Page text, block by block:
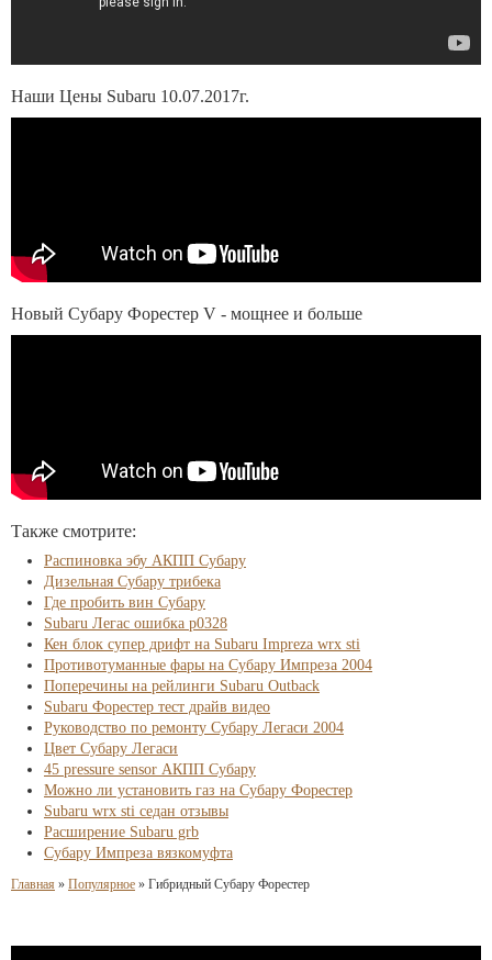
Наши Цены Subaru 10.07.2017г.
Новый Субару Форестер V - мощнее и больше
Также смотрите:
Распиновка эбу АКПП Субару
Дизельная Субару трибека
Где пробить вин Субару
Subaru Легас ошибка p0328
Кен блок супер дрифт на Subaru Impreza wrx sti
Противотуманные фары на Субару Импреза 2004
Поперечины на рейлинги Subaru Outback
Subaru Форестер тест драйв видео
Руководство по ремонту Субару Легаси 2004
Цвет Субару Легаси
45 pressure sensor АКПП Субару
Можно ли установить газ на Субару Форестер
Subaru wrx sti седан отзывы
Расширение Subaru grb
Субару Импреза вязкомуфта
Главная » Популярное » Гибридный Субару Форестер